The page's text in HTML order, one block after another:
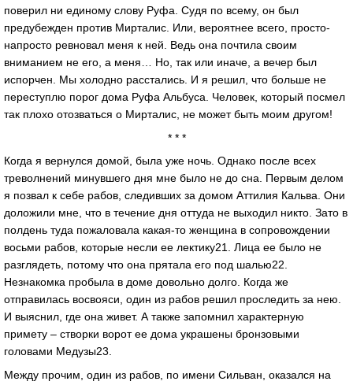
поверил ни единому слову Руфа. Судя по всему, он был
предубежден против Мирталис. Или, вероятнее всего, просто-
напросто ревновал меня к ней. Ведь она почтила своим
вниманием не его, а меня… Но, так или иначе, а вечер был
испорчен. Мы холодно расстались. И я решил, что больше не
переступлю порог дома Руфа Альбуса. Человек, который посмел
так плохо отозваться о Мирталис, не может быть моим другом!
* * *
Когда я вернулся домой, была уже ночь. Однако после всех
треволнений минувшего дня мне было не до сна. Первым делом
я позвал к себе рабов, следивших за домом Аттилия Кальва. Они
доложили мне, что в течение дня оттуда не выходил никто. Зато в
полдень туда пожаловала какая-то женщина в сопровождении
восьми рабов, которые несли ее лектику21. Лица ее было не
разглядеть, потому что она прятала его под шалью22.
Незнакомка пробыла в доме довольно долго. Когда же
отправилась восвояси, один из рабов решил проследить за нею.
И выяснил, где она живет. А также запомнил характерную
примету – створки ворот ее дома украшены бронзовыми
головами Медузы23.
Между прочим, один из рабов, по имени Сильван, оказался на